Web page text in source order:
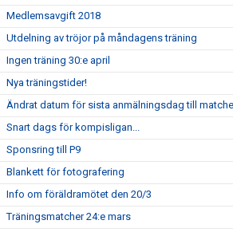
Medlemsavgift 2018
Utdelning av tröjor på måndagens träning
Ingen träning 30:e april
Nya träningstider!
Ändrat datum för sista anmälningsdag till
Snart dags för kompisligan...
Sponsring till P9
Blankett för fotografering
Info om föräldramötet den 20/3
Träningsmatcher 24:e mars